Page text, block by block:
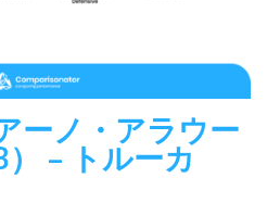
ーノ・アラウー
– トルーカ